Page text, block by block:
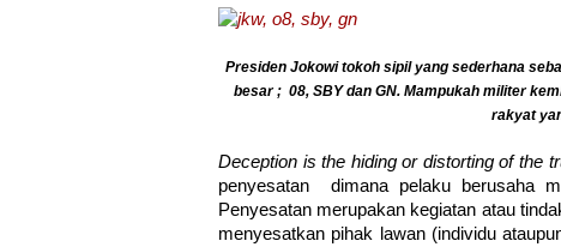
Presiden Jokowi tokoh sipil yang sederhana
besar ; 08, SBY dan GN. Mampukah militer
rakyat
Deception is the hiding or distorting of the
penyesatan dimana pelaku berusaha
Penyesatan merupakan kegiatan atau
menyesatkan pihak lawan (individu